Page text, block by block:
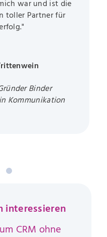
war und ist die
toller Partner für
Binder
Kommunikation
interessieren
CRM ohne